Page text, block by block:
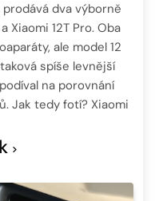
dva výborně
Xiaomi 12T Pro. Oba
ale model 12
spíše levnější
na porovnání
Jak tedy fotí? Xiaomi